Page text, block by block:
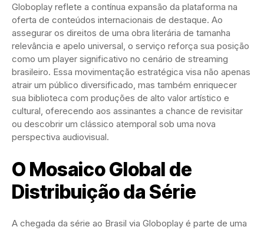
Globoplay reflete a contínua expansão da plataforma na
oferta de conteúdos internacionais de destaque. Ao
assegurar os direitos de uma obra literária de tamanha
relevância e apelo universal, o serviço reforça sua posição
como um player significativo no cenário de streaming
brasileiro. Essa movimentação estratégica visa não apenas
atrair um público diversificado, mas também enriquecer
sua biblioteca com produções de alto valor artístico e
cultural, oferecendo aos assinantes a chance de revisitar
ou descobrir um clássico atemporal sob uma nova
perspectiva audiovisual.
O Mosaico Global de
Distribuição da Série
A chegada da série ao Brasil via Globoplay é parte de uma